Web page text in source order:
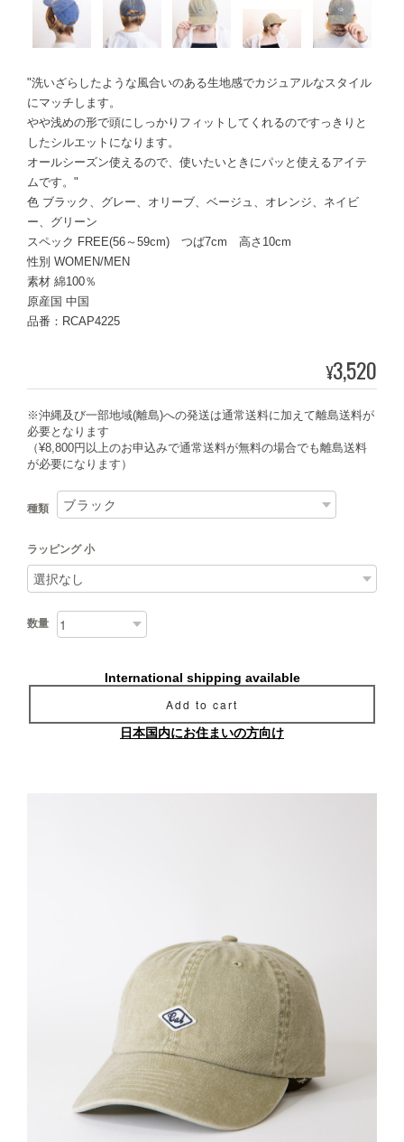
"洗いざらしたような風合いのある生地感でカジュアルなスタイル
にマッチします。
やや浅めの形で頭にしっかりフィットしてくれるのですっきりと
したシルエットになります。
オールシーズン使えるので、使いたいときにパッと使えるアイテ
ムです。"
色 ブラック、グレー、オリーブ、ベージュ、オレンジ、ネイビ
ー、グリーン
スペック FREE(56～59cm) つば7cm 高さ10cm
性別 WOMEN/MEN
素材 綿100％
原産国 中国
品番：RCAP4225
¥3,520
※沖縄及び一部地域(離島)への発送は通常送料に加えて離島送料が
必要となります
（¥8,800円以上のお申込みで通常送料が無料の場合でも離島送料
が必要になります）
種類
ラッピング 小
数量
International shipping available
Add to cart
日本国内にお住まいの方向け